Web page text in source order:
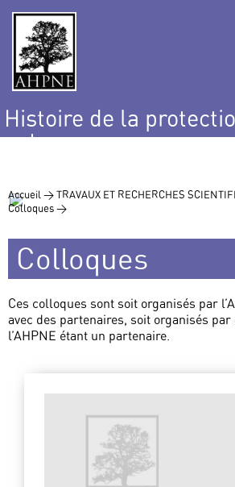
Histoire de la
nature
Accueil >TRAVAUX ET RECHERCHES
Colloques >
Colloques
Ces colloques sont soit organisés par
avec des partenaires, soit organisés
l’AHPNE étant un partenaire.